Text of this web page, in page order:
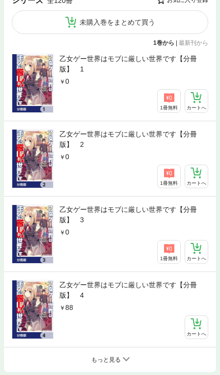
未購入巻をまとめて買う
1巻から | 最新刊から
乙女ゲー世界はモブに厳しい世界です【分冊
版】 1
0
1冊無料 カートへ
乙女ゲー世界はモブに厳しい世界です【分冊
版】 2
0
1冊無料 カートへ
乙女ゲー世界はモブに厳しい世界です【分冊
版】 3
0
1冊無料 カートへ
乙女ゲー世界はモブに厳しい世界です【分冊
版】 4
88
カートへ
もっと見る